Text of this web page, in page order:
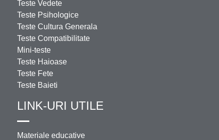
Teste Vedete
Teste Psihologice
Teste Cultura Generala
Teste Compatibilitate
Mini-teste
Teste Haioase
Teste Fete
Teste Baieti
LINK-URI UTILE
Materiale educative